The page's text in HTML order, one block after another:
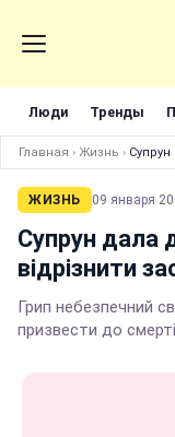
Люди Тренды
Главная › Жизнь › Супрун
ЖИЗНЬ 09 января
Супрун дала
відрізнити
Грип небезпечний
призвести до смерті